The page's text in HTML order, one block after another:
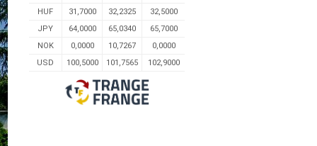
HUF
31,7000 32,2325
32,5000
JPY
64,0000 65,0340
65,7000
NOK
0,0000 10,7267
0,0000
USD
100,5000 101,7565 102,9000